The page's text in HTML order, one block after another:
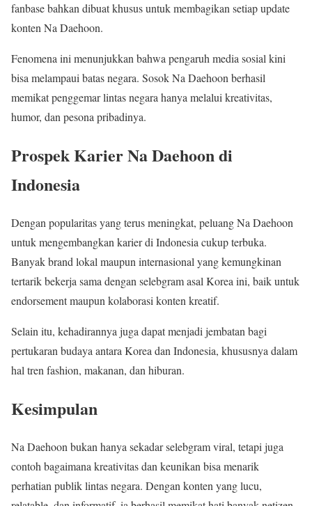
fanbase bahkan dibuat khusus untuk membagikan setiap update
konten Na Daehoon.
Fenomena ini menunjukkan bahwa pengaruh media sosial kini
bisa melampaui batas negara. Sosok Na Daehoon berhasil
memikat penggemar lintas negara hanya melalui kreativitas,
humor, dan pesona pribadinya.
Prospek Karier Na Daehoon di
Indonesia
Dengan popularitas yang terus meningkat, peluang Na Daehoon
untuk mengembangkan karier di Indonesia cukup terbuka.
Banyak brand lokal maupun internasional yang kemungkinan
tertarik bekerja sama dengan selebgram asal Korea ini, baik untuk
endorsement maupun kolaborasi konten kreatif.
Selain itu, kehadirannya juga dapat menjadi jembatan bagi
pertukaran budaya antara Korea dan Indonesia, khususnya dalam
hal tren fashion, makanan, dan hiburan.
Kesimpulan
Na Daehoon bukan hanya sekadar selebgram viral, tetapi juga
contoh bagaimana kreativitas dan keunikan bisa menarik
perhatian publik lintas negara. Dengan konten yang lucu,